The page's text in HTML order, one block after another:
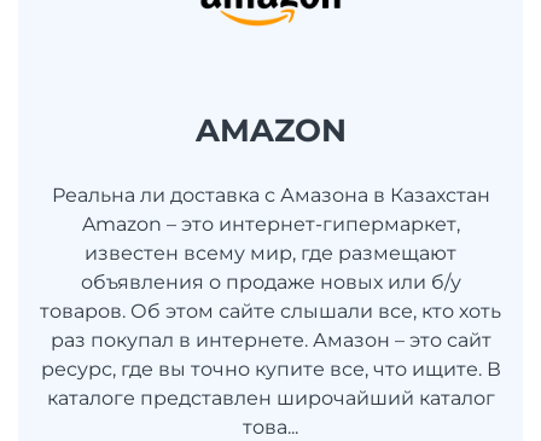
AMAZON
Реальна ли доставка с Амазона в Казахстан
Amazon – это интернет-гипермаркет,
известен всему мир, где размещают
объявления о продаже новых или б/у
товаров. Об этом сайте слышали все, кто хоть
раз покупал в интернете. Амазон – это сайт
ресурс, где вы точно купите все, что ищите. В
каталоге представлен широчайший каталог
това...